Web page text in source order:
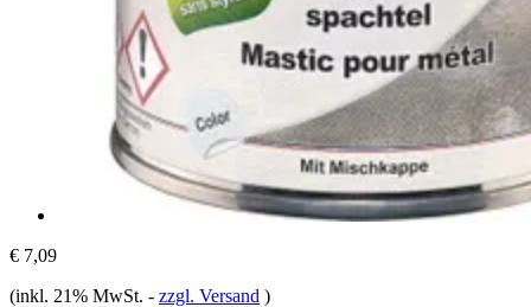
€ 7,09
(inkl. 21% MwSt. - zzgl. Versand )